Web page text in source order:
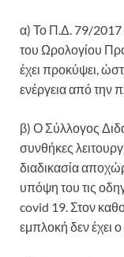
α) Το Π.Δ. 79/2017
του Ωρολογίου
έχει προκύψει,
ενέργεια από την
β) Ο Σύλλογος
συνθήκες
διαδικασία
υπόψη του τις
covid 19. Στον
εμπλοκή δεν έχει